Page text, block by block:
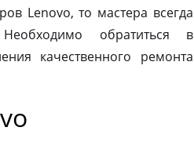
Lenovo, то мастера всегда
обратиться в
качественного ремонта